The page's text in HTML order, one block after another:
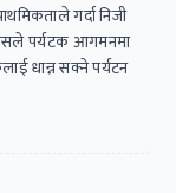
गर्दा निजी
पर्यटक आगमनमा
धान्न सक्ने पर्यटन